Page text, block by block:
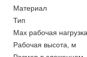
Материал
Тип
Max рабочая
Рабочая высота, м